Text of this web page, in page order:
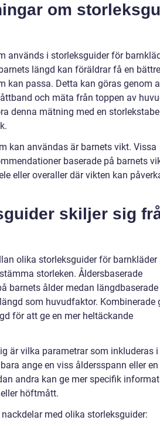
om
används i storleksguider för
längd kan föräldrar få en bättre
kan passa. Detta kan göras genom
och mäta från toppen av
denna mätning med en
kan användas är barnets vikt. Vissa
baserade på barnets
eller overaller där vikten kan
skiljer sig
olika storleksguider för barnkläder
storleken. Åldersbaserade
barnets ålder medan längdbaserade
som huvudfaktor. Kombinerade
för att ge en mer heltäckande
är vilka parametrar som inkluderas i
ange en viss åldersspann eller
andra kan ge mer specifik
höftmått.
med olika storleksguider: